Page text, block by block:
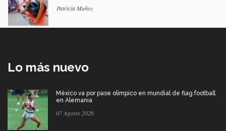
Patricia Muñoz
Lo más nuevo
México va por pase olímpico en mundial de flag football
en Alemania
07 Agosto 2026